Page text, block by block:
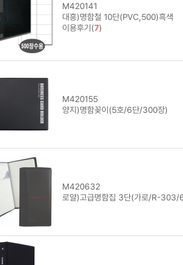
M420141
대흥)명함철 10단(PVC,500)흑색
이용후기(7)
M420155
양지)명함꽂이(5호/6단/300장)
M420632
로얄)고급명함집 3단(가로/R-